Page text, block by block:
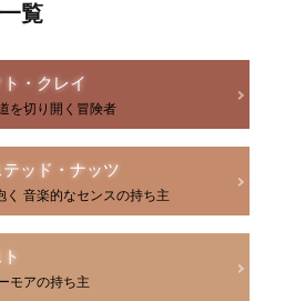
覧
・クレイ
を切り開く冒険者
ッド・ナッツ
く 音楽的なセンスの持ち主
モアの持ち主